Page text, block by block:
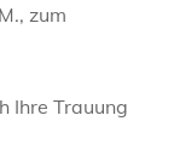
zum
Ihre Trauung